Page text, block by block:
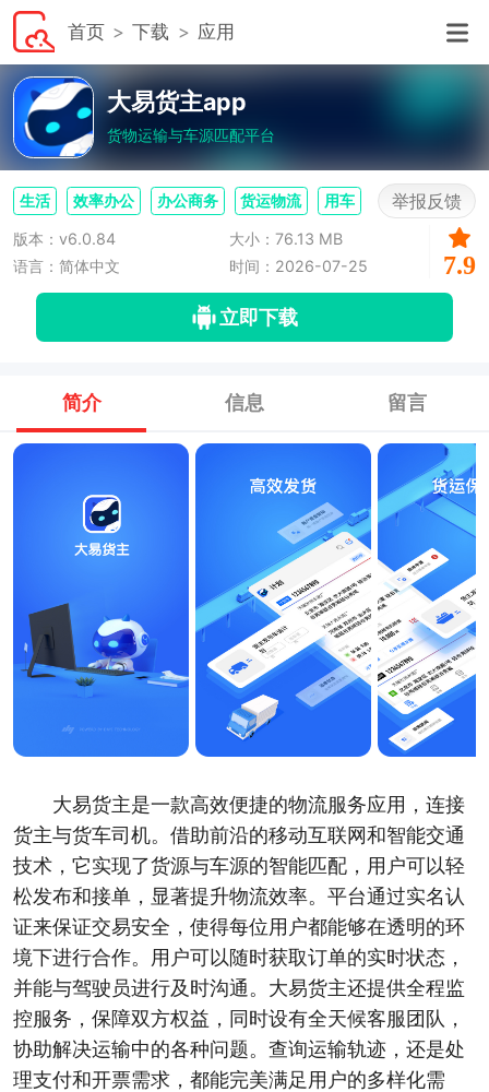
首页 下载 应用
大易货主app
货物运输与车源匹配平台
生活 效率办公 办公商务 货运物流 用车 举报反馈
版本：v6.0.84
大小：76.13 MB
语言：简体中文
时间：2026-07-25 7.9
立即下载
简介 信息 留言
大易货主是一款高效便捷的物流服务应用，连接
货主与货车司机。借助前沿的移动互联网和智能交通
技术，它实现了货源与车源的智能匹配，用户可以轻
松发布和接单，显著提升物流效率。平台通过实名认
证来保证交易安全，使得每位用户都能够在透明的环
境下进行合作。用户可以随时获取订单的实时状态，
并能与驾驶员进行及时沟通。大易货主还提供全程监
控服务，保障双方权益，同时设有全天候客服团队，
协助解决运输中的各种问题。查询运输轨迹，还是处
理支付和开票需求，都能完美满足用户的多样化需